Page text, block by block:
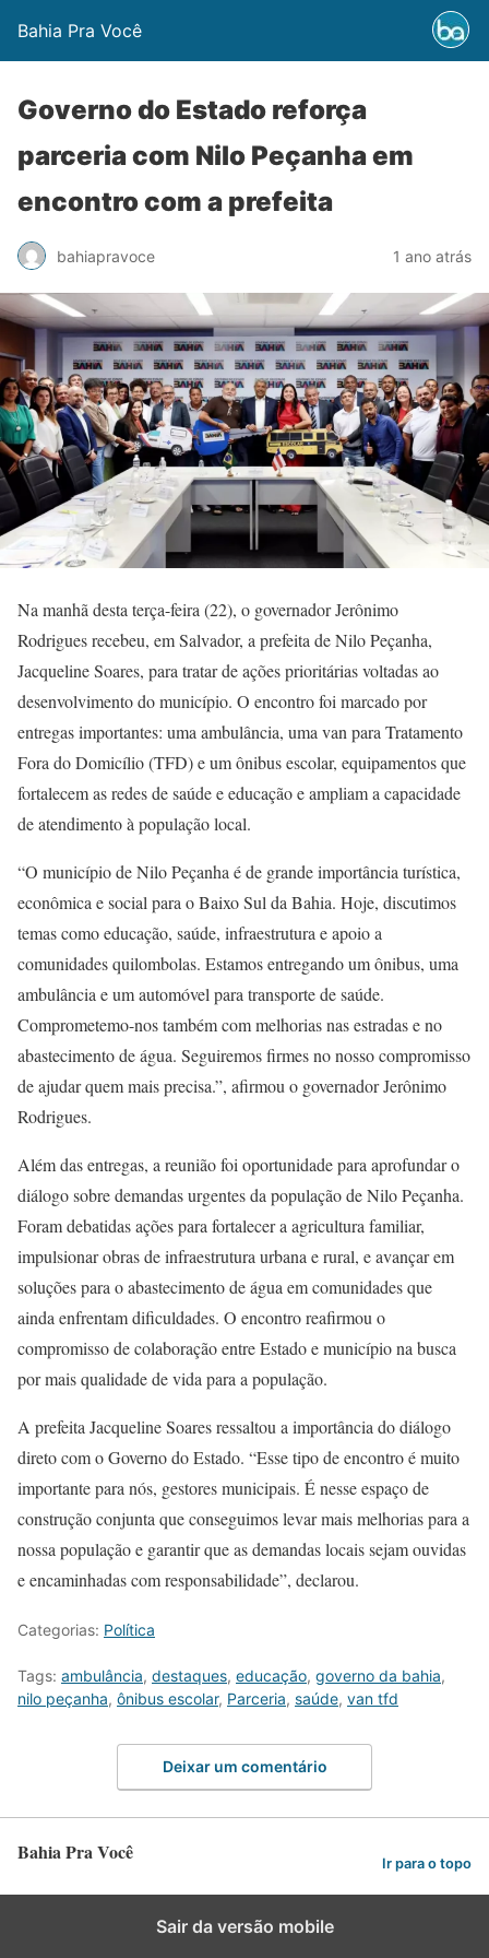
Bahia Pra Você
Governo do Estado reforça
parceria com Nilo Peçanha em
encontro com a prefeita
bahiapravoce 1 ano atrás
Na manhã desta terça-feira (22), o governador Jerônimo
Rodrigues recebeu, em Salvador, a prefeita de Nilo Peçanha,
Jacqueline Soares, para tratar de ações prioritárias voltadas ao
desenvolvimento do município. O encontro foi marcado por
entregas importantes: uma ambulância, uma van para Tratamento
Fora do Domicílio (TFD) e um ônibus escolar, equipamentos que
fortalecem as redes de saúde e educação e ampliam a capacidade
de atendimento à população local.
“O município de Nilo Peçanha é de grande importância turística,
econômica e social para o Baixo Sul da Bahia. Hoje, discutimos
temas como educação, saúde, infraestrutura e apoio a
comunidades quilombolas. Estamos entregando um ônibus, uma
ambulância e um automóvel para transporte de saúde.
Comprometemo-nos também com melhorias nas estradas e no
abastecimento de água. Seguiremos firmes no nosso compromisso
de ajudar quem mais precisa.”, afirmou o governador Jerônimo
Rodrigues.
Além das entregas, a reunião foi oportunidade para aprofundar o
diálogo sobre demandas urgentes da população de Nilo Peçanha.
Foram debatidas ações para fortalecer a agricultura familiar,
impulsionar obras de infraestrutura urbana e rural, e avançar em
soluções para o abastecimento de água em comunidades que
ainda enfrentam dificuldades. O encontro reafirmou o
compromisso de colaboração entre Estado e município na busca
por mais qualidade de vida para a população.
A prefeita Jacqueline Soares ressaltou a importância do diálogo
direto com o Governo do Estado. “Esse tipo de encontro é muito
importante para nós, gestores municipais. É nesse espaço de
construção conjunta que conseguimos levar mais melhorias para a
nossa população e garantir que as demandas locais sejam ouvidas
e encaminhadas com responsabilidade”, declarou.
Categorias: Política
Tags: ambulância, destaques, educação, governo da bahia,
nilo peçanha, ônibus escolar, Parceria, saúde, van tfd
Deixar um comentário
Bahia Pra Você Ir para o topo
Sair da versão mobile